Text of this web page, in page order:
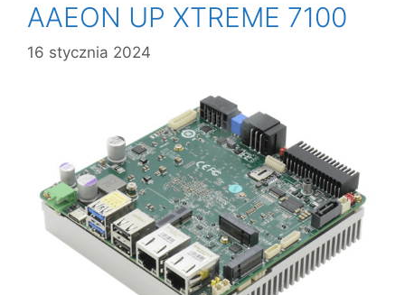
AAEON UP XTREME 7100
16 stycznia 2024